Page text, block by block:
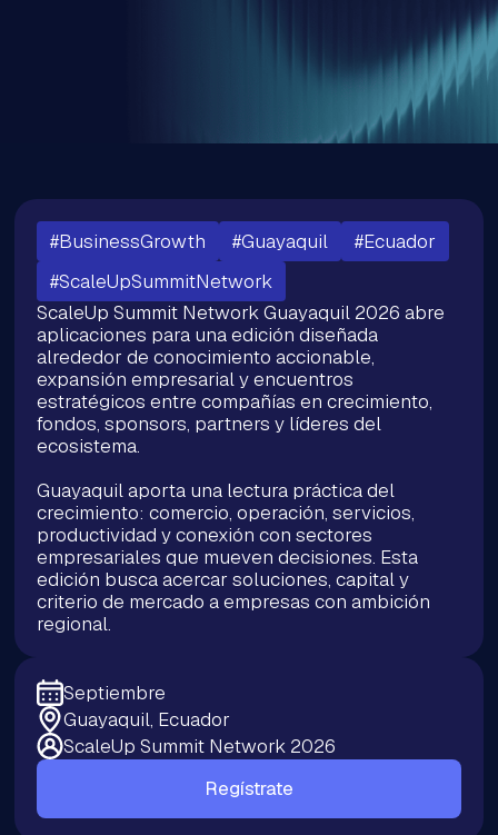
#BusinessGrowth #Guayaquil
#Ecuador
#ScaleUpSummitNetwork
ScaleUp Summit Network Guayaquil 2026 abre
aplicaciones para una edición diseñada
alrededor de conocimiento accionable,
expansión empresarial y encuentros
estratégicos entre compañías en crecimiento,
fondos, sponsors, partners y líderes del
ecosistema.
Guayaquil aporta una lectura práctica del
crecimiento: comercio, operación, servicios,
productividad y conexión con sectores
empresariales que mueven decisiones. Esta
edición busca acercar soluciones, capital y
criterio de mercado a empresas con ambición
regional.
Septiembre
Guayaquil, Ecuador
ScaleUp Summit Network 2026
Regístrate